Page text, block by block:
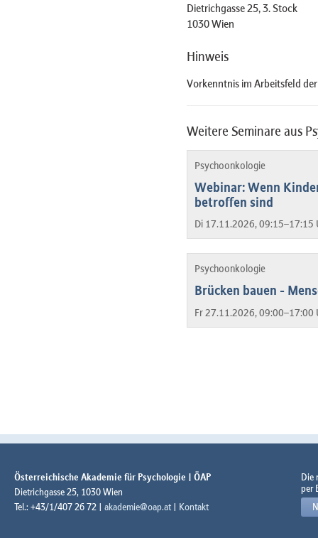
Dietrichgasse 25, 3. Stock
1030 Wien
Hinweis
Vorkenntnis im Arbeitsfeld
Weitere Seminare aus
Psychoonkologie
Webinar: Wenn
betroffen sind
Di 17.11.2026, 09:15–17:15
Psychoonkologie
Brücken bauen -
Fr 27.11.2026, 09:00–17:00
Österreichische Akademie für Psychologie | ÖAP
Dietrichgasse 25, 1030 Wien
Tel.: +43/1/407 26 72 | akademie@oap.at | Kontakt
Die
per